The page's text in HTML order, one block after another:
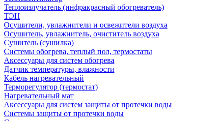
Теплоизлучатель (инфракрасный обогреватель)
ТЭН
Осушители, увлажнители и освежители воздуха
Осушитель, увлажнитель, очиститель воздуха
Сушитель (сушилка)
Системы обогрева, теплый пол, термостаты
Аксессуары для систем обогрева
Датчик температуры, влажности
Кабель нагревательный
Терморегулятор (термостат)
Нагревательный мат
Аксессуары для систем защиты от протечки воды
Системы защиты от протечки воды